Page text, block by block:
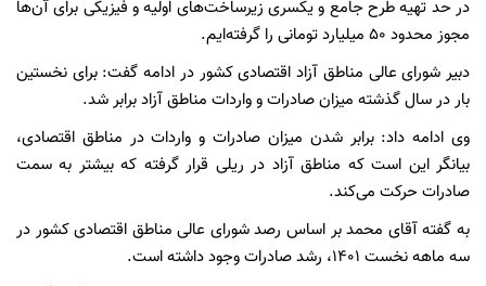
در حد تهیه طرح جامع و یکسری زیرساخت‌های اولیه و فیزیکی برای آن‌ها
مجوز محدود ۵۰ میلیارد تومانی را گرفته‌ایم.
دبیر شورای عالی مناطق آزاد اقتصادی کشور در ادامه گفت: برای نخستین
بار در سال گذشته میزان صادرات و واردات مناطق آزاد برابر شد.
وی ادامه داد: برابر شدن میزان صادرات و واردات در مناطق اقتصادی،
بیانگر این است که مناطق آزاد در ریلی قرار گرفته که بیشتر به سمت
صادرات حرکت می‌کند.
به گفته آقای محمد بر اساس رصد شورای عالی مناطق اقتصادی کشور در
سه ماهه نخست ۱۴۰۱، رشد صادرات وجود داشته است.